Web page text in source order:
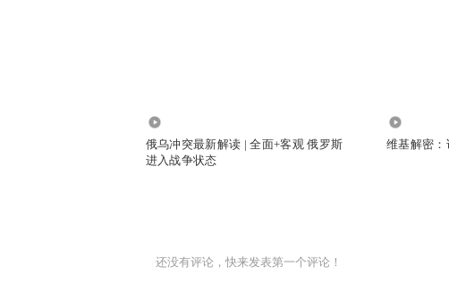
俄乌冲突最新解读 | 全面+客观 俄罗斯
进入战争状态
维基解密
还没有评论，快来发表第一个评论！